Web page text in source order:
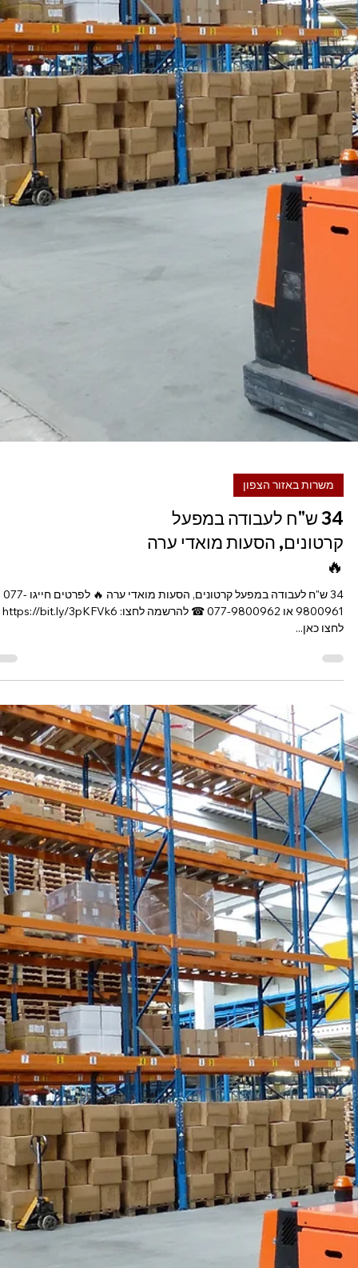
כרמיאל
לחברה גדולה בחיפה דרוש/ה
פקיד/ת קבלה!
לחברה גדולה בחיפה דרוש/ה פקיד/ת קבלה! עבודה אדמינסטרטיבית
הכוללת מענה טלפוני, תיוק מסמכים, ניתוב שיחות, טיפול בדואר נכנס